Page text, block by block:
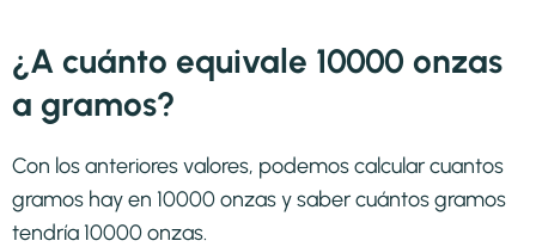
¿A cuánto equivale 10000 onzas
a gramos?
Con los anteriores valores, podemos calcular cuantos
gramos hay en 10000 onzas y saber cuántos gramos
tendría 10000 onzas.